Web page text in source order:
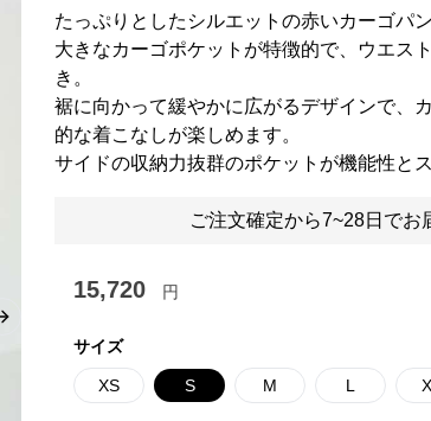
Next slide
たっぷりとしたシルエットの赤いカーゴパン
大きなカーゴポケットが特徴的で、ウエス
き。
裾に向かって緩やかに広がるデザインで、
的な着こなしが楽しめます。
サイドの収納力抜群のポケットが機能性と
ご注文確定から7~28日でお
15,720 円
サイズ
XS S M L